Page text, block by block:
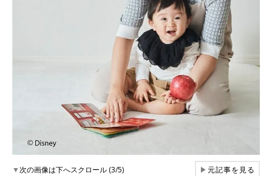
▼次の画像は下へスクロール (3/5) ▶元記事を見る